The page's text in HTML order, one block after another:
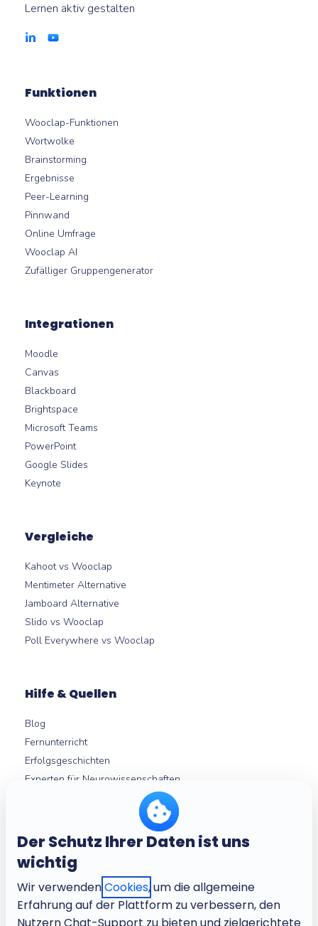
Der Schutz Ihrer Daten ist uns
wichtig
Wir verwendenCookies, um die allgemeine
Erfahrung auf der Plattform zu verbessern, den
Lernen aktiv gestalten
Funktionen
Wooclap-Funktionen
Wortwolke
Brainstorming
Ergebnisse
Peer-Learning
Pinnwand
Online Umfrage
Wooclap AI
Zufälliger Gruppengenerator
Integrationen
Moodle
Canvas
Blackboard
Brightspace
Microsoft Teams
PowerPoint
Google Slides
Keynote
Vergleiche
Kahoot vs Wooclap
Mentimeter Alternative
Jamboard Alternative
Slido vs Wooclap
Poll Everywhere vs Wooclap
Hilfe & Quellen
Blog
Fernunterricht
Erfolgsgeschichten
Experten für Neurowissenschaften
Über
Über Wooclap
Stellenangebote